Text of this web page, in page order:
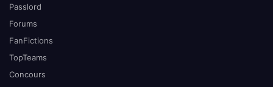
Passlord
Forums
FanFictions
TopTeams
Concours